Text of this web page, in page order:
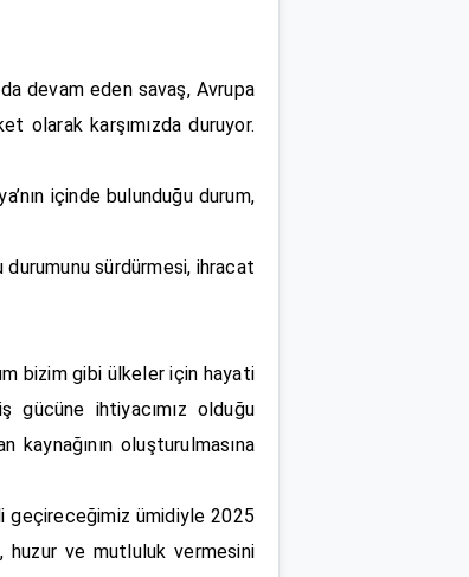
devam eden savaş, Avrupa
olarak karşımızda duruyor.
içinde bulunduğu durum,
durumunu sürdürmesi, ihracat
bizim gibi ülkeler için hayati
ihtiyacımız olduğu
oluşturulmasına
geçireceğimiz ümidiyle 2025
huzur ve mutluluk vermesini